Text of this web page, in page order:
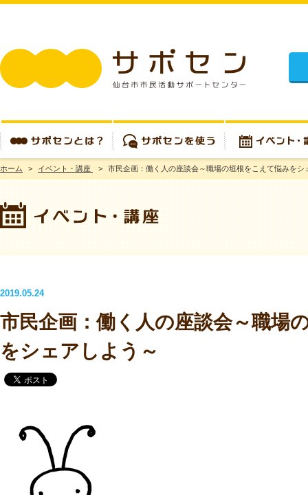
サポセンとは？ サポセンを使う イベント・講座
ホーム > イベント・講座 > 市民企画：働く人の座談会～職場の垣根をこえて悩みをシ
2019.05.24
市民企画：働く人の座談会～職場
をシェアしよう～